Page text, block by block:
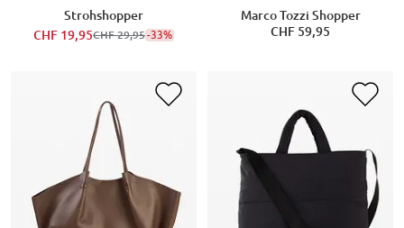
Strohshopper
CHF 19,95CHF 29,95-33%
Marco Tozzi Shopper
CHF 59,95